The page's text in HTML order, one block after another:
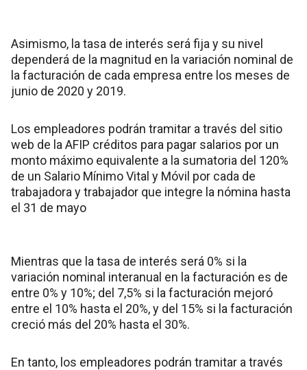
Asimismo, la tasa de interés será fija y su nivel
dependerá de la magnitud en la variación nominal de
la facturación de cada empresa entre los meses de
junio de 2020 y 2019.
Los empleadores podrán tramitar a través del sitio
web de la AFIP créditos para pagar salarios por un
monto máximo equivalente a la sumatoria del 120%
de un Salario Mínimo Vital y Móvil por cada de
trabajadora y trabajador que integre la nómina hasta
el 31 de mayo
Mientras que la tasa de interés será 0% si la
variación nominal interanual en la facturación es de
entre 0% y 10%; del 7,5% si la facturación mejoró
entre el 10% hasta el 20%, y del 15% si la facturación
creció más del 20% hasta el 30%.
En tanto, los empleadores podrán tramitar a través